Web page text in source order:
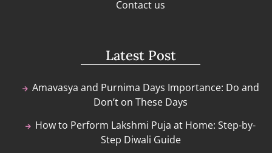
Contact us
Latest Post
Amavasya and Purnima Days Importance: Do and
Don’t on These Days
How to Perform Lakshmi Puja at Home: Step-by-
Step Diwali Guide